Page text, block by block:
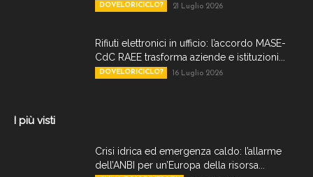
DOVELORICICLO? 21 Luglio 2026
Rifiuti elettronici in ufficio: l’accordo MASE-
CdC RAEE trasforma aziende e istituzioni...
DOVELORICICLO? 16 Luglio 2026
I più visti
Crisi idrica ed emergenza caldo: l’allarme
dell’ANBI per un’Europa della risorsa...